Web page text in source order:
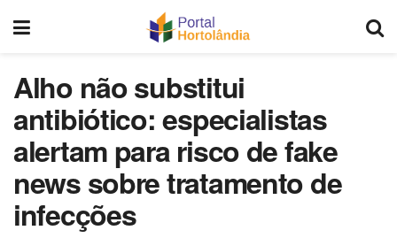
Alho não substitui
antibiótico: especialistas
alertam para risco de fake
news sobre tratamento de
infecções